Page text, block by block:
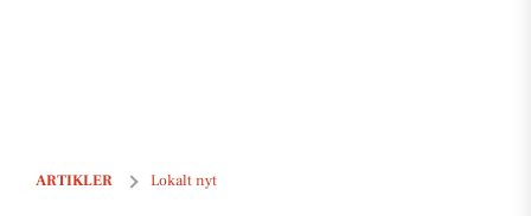
ARTIKLER Lokalt nyt
Favrskov Bibliotekerne begrænser midlertidigt selvbetjent